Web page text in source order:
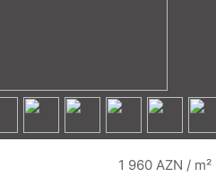
1 960 AZN / m²